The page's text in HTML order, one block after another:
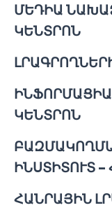
ՄԵԴԻԱ
ԿԵՆՏՐՈՆ
ԿԵՆՏՐՈՆ
ԻՆՍՏԻՏՈՒՏ
ՀԱՆՐԱՅԻՆ